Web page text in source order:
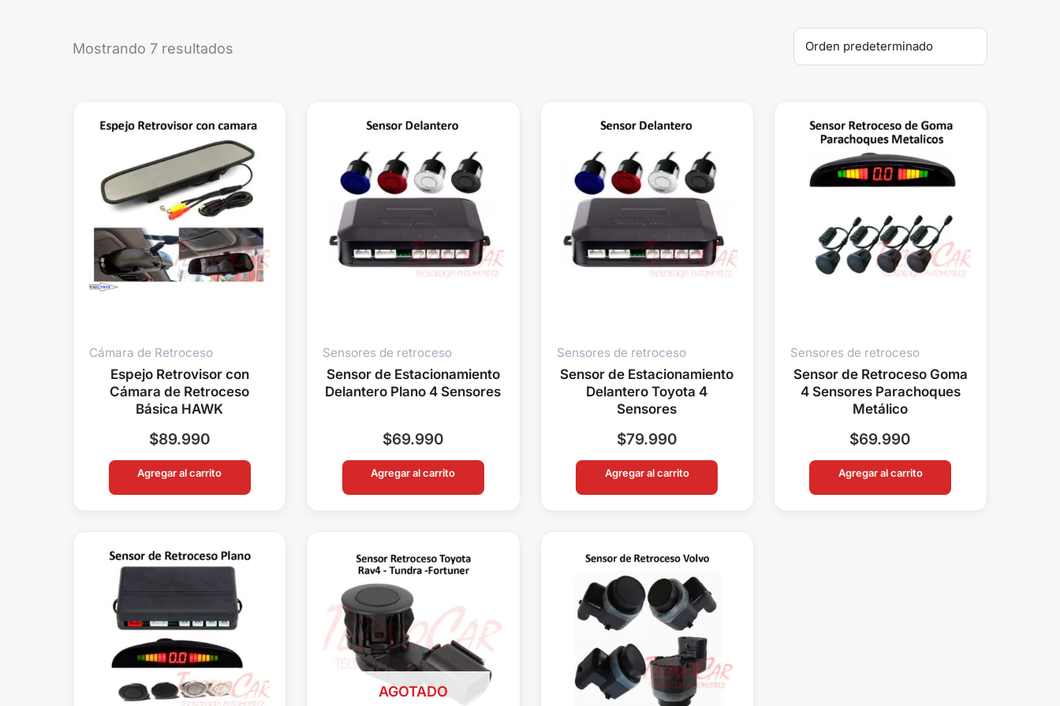
Mostrando 7 resultados
Cámara de Retroceso
Espejo Retrovisor con
Cámara de Retroceso
Básica HAWK
$89.990
Agregar al carrito
Sensores de retroceso
Sensor de Estacionamiento
Delantero Plano 4 Sensores
$69.990
Agregar al carrito
Sensores de retroceso
Sensor de Estacionamiento
Delantero Toyota 4
Sensores
$79.990
Agregar al carrito
Sensores de retroceso
Sensor de Retroceso Goma
4 Sensores Parachoques
Metálico
$69.990
Agregar al carrito
AGOTADO